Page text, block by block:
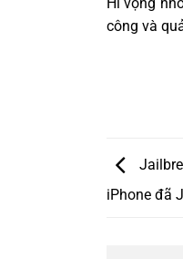
công và
iPhone đã